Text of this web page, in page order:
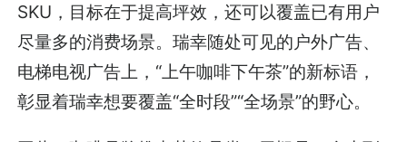
SKU，目标在于提高坪效，还可以覆盖已有用户
尽量多的消费场景。瑞幸随处可见的户外广告、
电梯电视广告上，“上午咖啡下午茶”的新标语，
彰显着瑞幸想要覆盖“全时段”“全场景”的野心。